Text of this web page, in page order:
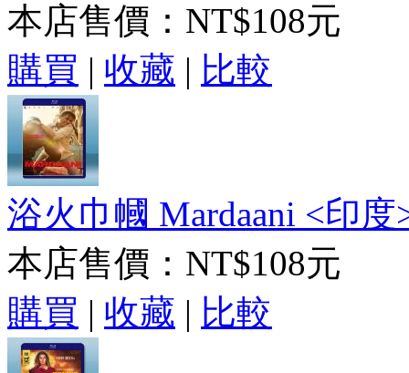
本店售價： NT$108元
購買 | 收藏 | 比較
浴火巾幗 Mardaani <印度
本店售價： NT$108元
購買 | 收藏 | 比較